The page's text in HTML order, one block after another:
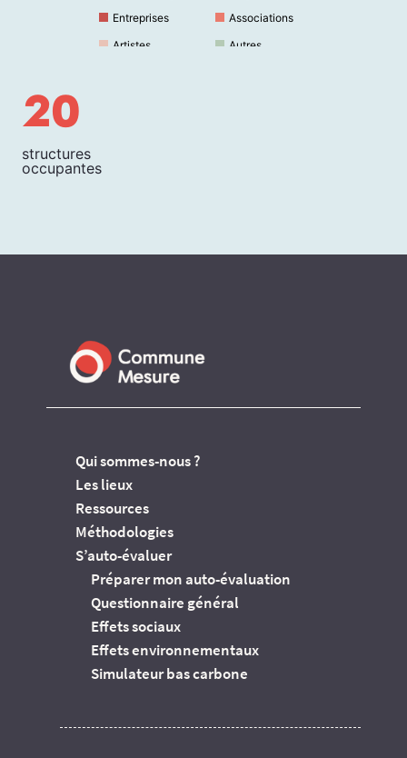
Entreprises
Associations
Artistes
Autres
20
structures
occupantes
Qui sommes-nous ?
Les lieux
Ressources
Méthodologies
S’auto-évaluer
Préparer mon auto-évaluation
Questionnaire général
Effets sociaux
Effets environnementaux
Simulateur bas carbone